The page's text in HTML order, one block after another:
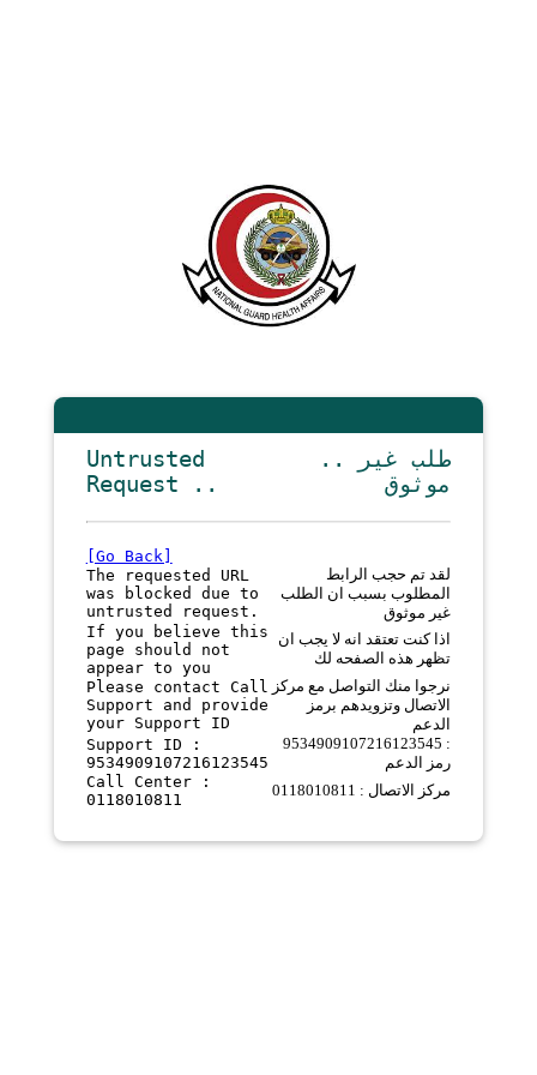
Untrusted
Request ..
.. طلب غير
موثوق
[Go Back]
The requested URL
was blocked due to
untrusted request.
لقد تم حجب الرابط
المطلوب بسبب ان الطلب
غير موثوق
If you believe this
page should not
appear to you
اذا كنت تعتقد انه لا يجب ان
تظهر هذه الصفحه لك
Please contact Call
Support and provide
your Support ID
نرجوا منك التواصل مع مركز
الاتصال وتزويدهم برمز
الدعم
Support ID :
9534909107216123545
9534909107216123545 :
رمز الدعم
Call Center :
0118010811
مركز الاتصال : 0118010811